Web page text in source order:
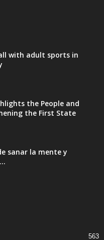
with adult sports in
the People and
the First State
sanar la mente y
563